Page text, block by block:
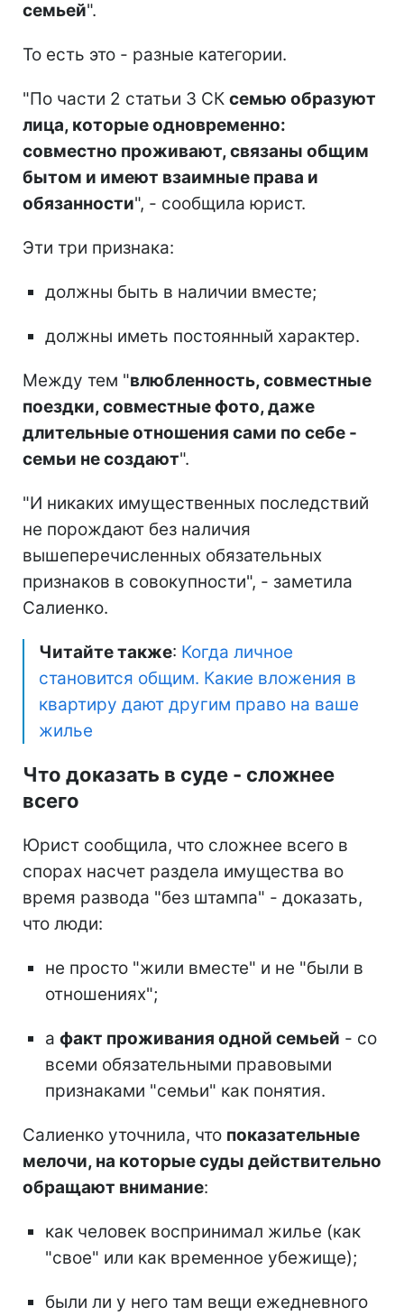
семьей".
То есть это - разные категории.
"По части 2 статьи 3 СК семью образуют
лица, которые одновременно:
совместно проживают, связаны общим
бытом и имеют взаимные права и
обязанности", - сообщила юрист.
Эти три признака:
должны быть в наличии вместе;
должны иметь постоянный характер.
Между тем "влюбленность, совместные
поездки, совместные фото, даже
длительные отношения сами по себе -
семьи не создают".
"И никаких имущественных последствий
не порождают без наличия
вышеперечисленных обязательных
признаков в совокупности", - заметила
Салиенко.
Читайте также: Когда личное
становится общим. Какие вложения в
квартиру дают другим право на ваше
жилье
Что доказать в суде - сложнее
всего
Юрист сообщила, что сложнее всего в
спорах насчет раздела имущества во
время развода "без штампа" - доказать,
что люди:
не просто "жили вместе" и не "были в
отношениях";
а факт проживания одной семьей - со
всеми обязательными правовыми
признаками "семьи" как понятия.
Салиенко уточнила, что показательные
мелочи, на которые суды действительно
обращают внимание:
как человек воспринимал жилье (как
"свое" или как временное убежище);
были ли у него там вещи ежедневного